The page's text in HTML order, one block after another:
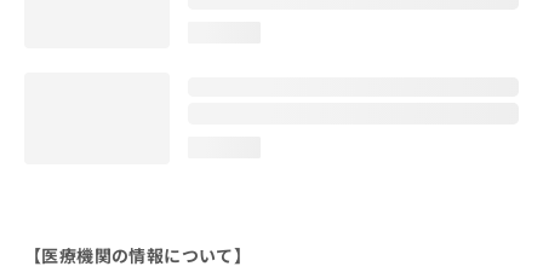
【医療機関の情報について】